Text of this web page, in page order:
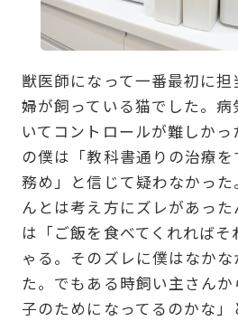
獣医師になって一番最初に
婦が飼っている猫でした。
いてコントロールが難しか
の僕は「教科書通りの治療
務め」と信じて疑わなかっ
んとは考え方にズレがあっ
は「ご飯を食べてくれれば
ゃる。そのズレに僕はなか
た。でもある時飼い主さん
子のためになってるのかな」